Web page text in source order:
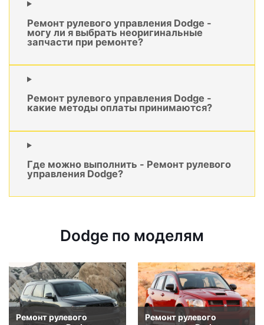
Ремонт рулевого управления Dodge -
могу ли я выбрать неоригинальные
запчасти при ремонте?
Ремонт рулевого управления Dodge -
какие методы оплаты принимаются?
Где можно выполнить - Ремонт рулевого
управления Dodge?
Dodge по моделям
Ремонт рулевого
Ремонт рулевого